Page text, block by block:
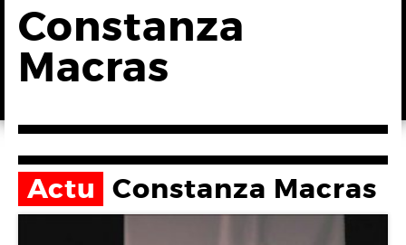
Constanza
Macras
Actu Constanza Macras